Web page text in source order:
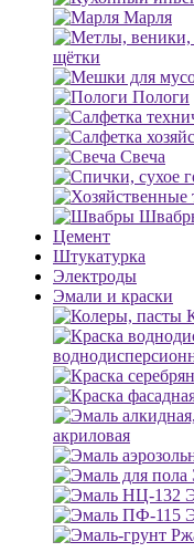
Марля
щётки
Пологи
Свеча
Цемент
Штукатурка
Электроды
Эмали и краски
акриловая